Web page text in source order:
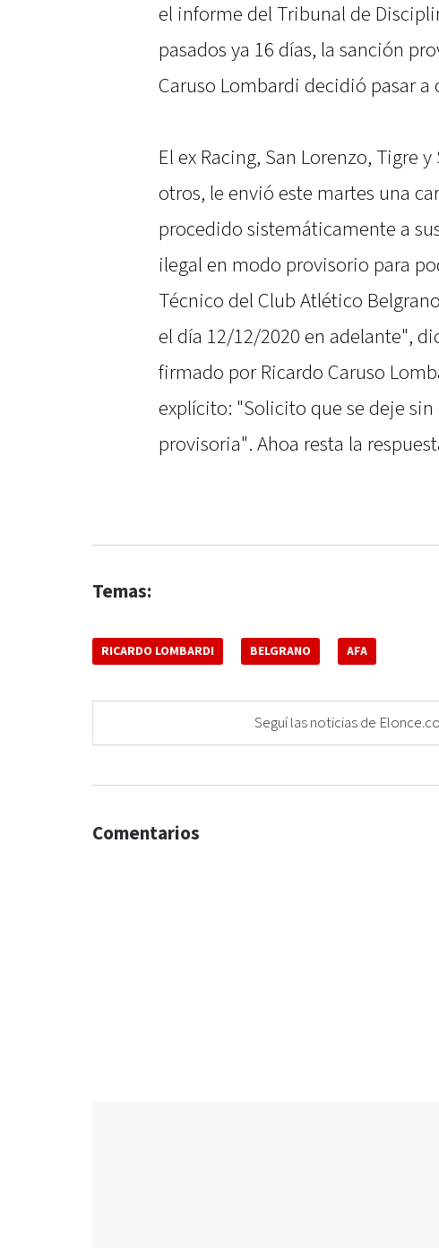
el informe del Tribunal de
pasados ya 16 días, la sanción
Caruso Lombardi decidió pasar
El ex Racing, San Lorenzo, Tigre
otros, le envió este martes una
procedido sistemáticamente a
ilegal en modo provisorio para
Técnico del Club Atlético
el día 12/12/2020 en adelante",
firmado por Ricardo Caruso
explícito: "Solicito que se deje
provisoria". Ahoa resta la
Temas:
RICARDO LOMBARDI BELGRANO AFA
Seguí las noticias de
Comentarios